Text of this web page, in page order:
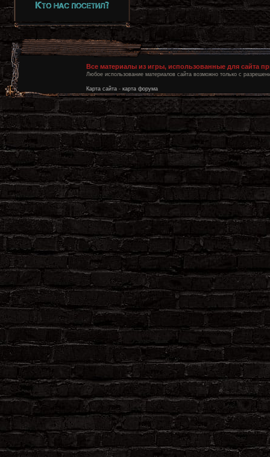
Все материалы из игры, использованные для сайта
Любое использование материалов сайта возможно только с
Карта сайта - карта форума